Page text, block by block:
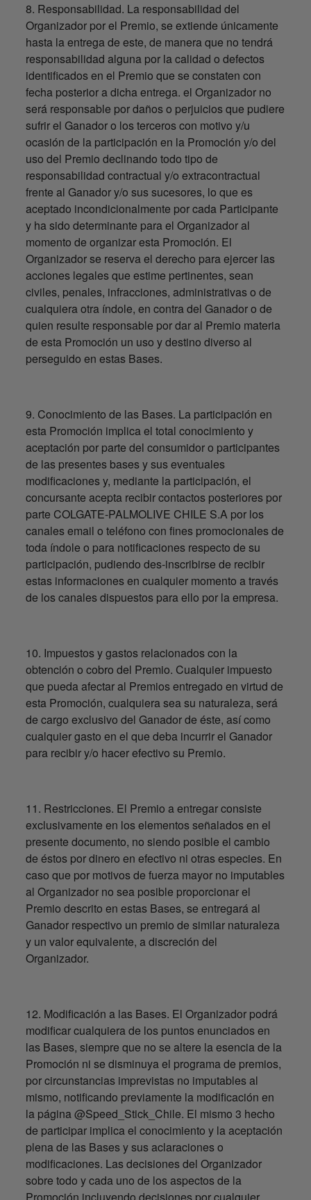
8. Responsabilidad. La responsabilidad del
Organizador por el Premio, se extiende únicamente
hasta la entrega de este, de manera que no tendrá
responsabilidad alguna por la calidad o defectos
identificados en el Premio que se constaten con
fecha posterior a dicha entrega. el Organizador no
será responsable por daños o perjuicios que pudiere
sufrir el Ganador o los terceros con motivo y/u
ocasión de la participación en la Promoción y/o del
uso del Premio declinando todo tipo de
responsabilidad contractual y/o extracontractual
frente al Ganador y/o sus sucesores, lo que es
aceptado incondicionalmente por cada Participante
y ha sido determinante para el Organizador al
momento de organizar esta Promoción. El
Organizador se reserva el derecho para ejercer las
acciones legales que estime pertinentes, sean
civiles, penales, infracciones, administrativas o de
cualquiera otra índole, en contra del Ganador o de
quien resulte responsable por dar al Premio materia
de esta Promoción un uso y destino diverso al
perseguido en estas Bases.
9. Conocimiento de las Bases. La participación en
esta Promoción implica el total conocimiento y
aceptación por parte del consumidor o participantes
de las presentes bases y sus eventuales
modificaciones y, mediante la participación, el
concursante acepta recibir contactos posteriores por
parte COLGATE-PALMOLIVE CHILE S.A por los
canales email o teléfono con fines promocionales de
toda índole o para notificaciones respecto de su
participación, pudiendo des-inscribirse de recibir
estas informaciones en cualquier momento a través
de los canales dispuestos para ello por la empresa.
10. Impuestos y gastos relacionados con la
obtención o cobro del Premio. Cualquier impuesto
que pueda afectar al Premios entregado en virtud de
esta Promoción, cualquiera sea su naturaleza, será
de cargo exclusivo del Ganador de éste, así como
cualquier gasto en el que deba incurrir el Ganador
para recibir y/o hacer efectivo su Premio.
11. Restricciones. El Premio a entregar consiste
exclusivamente en los elementos señalados en el
presente documento, no siendo posible el cambio
de éstos por dinero en efectivo ni otras especies. En
caso que por motivos de fuerza mayor no imputables
al Organizador no sea posible proporcionar el
Premio descrito en estas Bases, se entregará al
Ganador respectivo un premio de similar naturaleza
y un valor equivalente, a discreción del
Organizador.
12. Modificación a las Bases. El Organizador podrá
modificar cualquiera de los puntos enunciados en
las Bases, siempre que no se altere la esencia de la
Promoción ni se disminuya el programa de premios,
por circunstancias imprevistas no imputables al
mismo, notificando previamente la modificación en
la página @Speed_Stick_Chile. El mismo 3 hecho
de participar implica el conocimiento y la aceptación
plena de las Bases y sus aclaraciones o
modificaciones. Las decisiones del Organizador
sobre todo y cada uno de los aspectos de la